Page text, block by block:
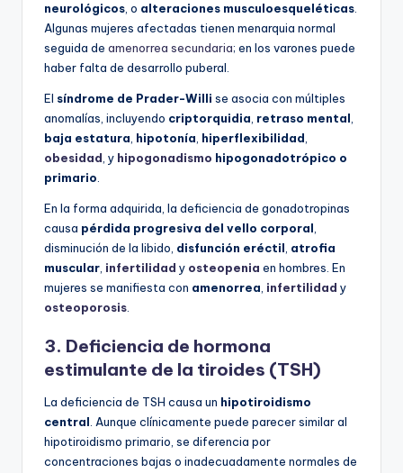
neurológicos , o alteraciones musculoesqueléticas
Algunas mujeres afectadas tienen menarquia normal
seguida de amenorrea secundaria; en los varones puede
haber falta de desarrollo puberal.
El síndrome de Prader-Willi se asocia con múltiples
anomalías, incluyendo criptorquidia retraso mental
baja estatura hipotonía hiperflexibilidad
obesidad , y hipogonadismo hipogonadotrópico o
primario
En la forma adquirida, la deficiencia de gonadotropinas
causa pérdida progresiva del vello corporal
disminución de la libido, disfunción eréctil atrofia
muscular infertilidad y osteopenia en hombres. En
mujeres se manifiesta con amenorrea infertilidad y
osteoporosis
3. Deficiencia de hormona
estimulante de la tiroides (TSH)
La deficiencia de TSH causa un hipotiroidismo
central. Aunque clínicamente puede parecer similar al
hipotiroidismo primario, se diferencia por
concentraciones bajas o inadecuadamente normales de